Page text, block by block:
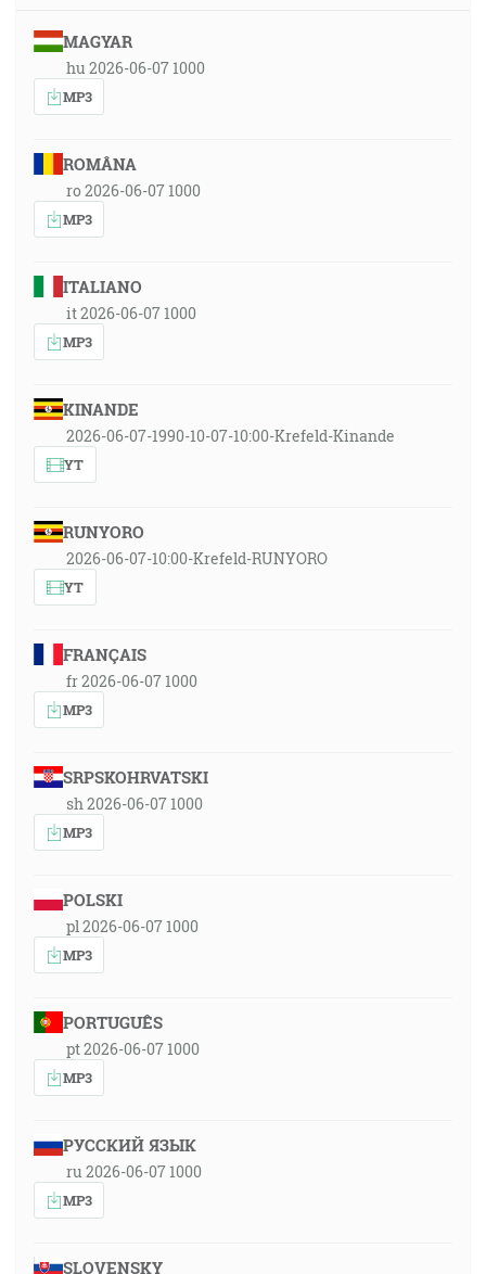
MAGYAR
hu 2026-06-07 1000
MP3
ROMÂNA
ro 2026-06-07 1000
MP3
ITALIANO
it 2026-06-07 1000
MP3
KINANDE
2026-06-07-1990-10-07-10:00-Krefeld-Kinande
YT
RUNYORO
2026-06-07-10:00-Krefeld-RUNYORO
YT
FRANÇAIS
fr 2026-06-07 1000
MP3
SRPSKOHRVATSKI
sh 2026-06-07 1000
MP3
POLSKI
pl 2026-06-07 1000
MP3
PORTUGUÊS
pt 2026-06-07 1000
MP3
РУССКИЙ ЯЗЫК
ru 2026-06-07 1000
MP3
SLOVENSKY